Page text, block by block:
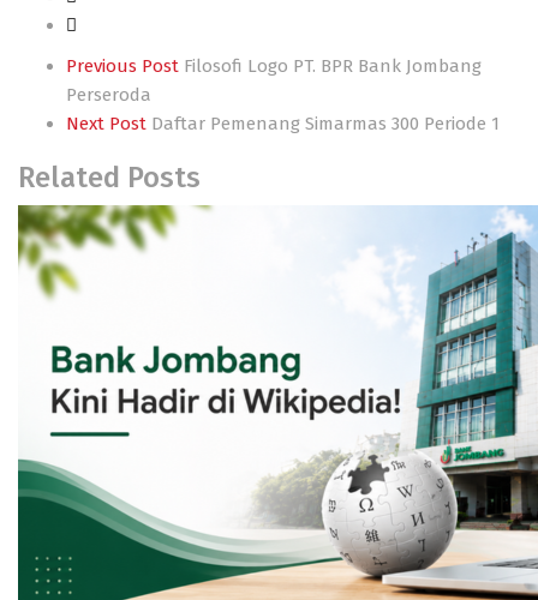
Post
navigation
Previous Post Filosofi Logo PT. BPR Bank Jombang
Perseroda
Next Post Daftar Pemenang Simarmas 300 Periode 1
Related Posts